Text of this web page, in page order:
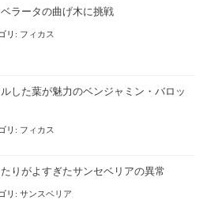
ラータの曲げ木に挑戦
リ: フィカス
した葉が魅力のベンジャミン・バロッ
リ: フィカス
たりがよすぎたサンセベリアの異常
リ: サンスベリア